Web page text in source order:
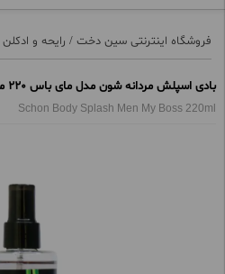
فروشگاه اینترنتی سین دخت / رایحه و ادکلن
بادی اسپلش مردانه شون مدل مای باس 220 میل
Schon Body Splash Men My Boss 220ml